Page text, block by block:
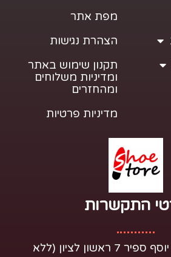
מפת אתר
הצהרת נגישות
תקנון שימוש באתר
ומדיניות משלוחים
ומהחזרים
מדיניות פרטיות
התקשרות​
משרדי הנהלה: יוסף ספיר 7 ראשון לציון (ללא